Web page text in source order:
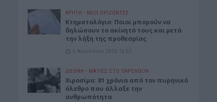
ΚΡΗΤΗ • ΝΕΟΙ ΟΡΙΖΟΝΤΕΣ
Κτηματολόγιο: Ποιοι μπορούν να
δηλώσουν το ακίνητό τους και μετά
την λήξη της προθεσμίας
6 Αυγούστου 2026 16:53
ΔΙΕΘΝΗ • ΜΑΤΙΕΣ ΣΤΟ ΠΑΡΕΛΘΟΝ
Χιροσίμα: 81 χρόνια από τον πυρηνικό
όλεθρο που άλλαξε την
ανθρωπότητα